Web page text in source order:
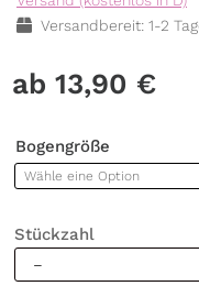
Versandbereit: 1-2
13,90 €
Bogengröße
Stückzahl
Fensterbild